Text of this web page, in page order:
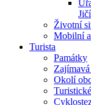
Životní
Mobilní
Turista
Památky
Okolí